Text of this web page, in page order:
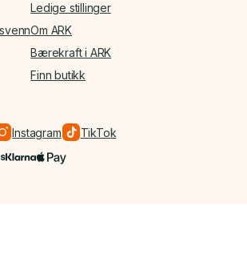
Ledige stillinger
Om ARK
Bærekraft i ARK
Finn butikk
Instagram TikTok